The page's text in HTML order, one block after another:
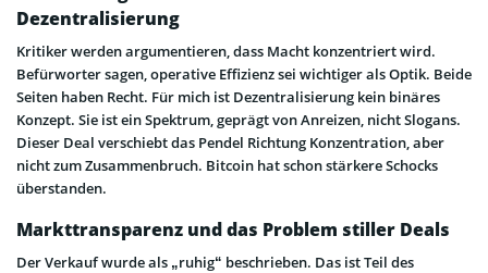
Dezentralisierung
Kritiker werden argumentieren, dass Macht konzentriert wird.
Befürworter sagen, operative Effizienz sei wichtiger als Optik. Beide
Seiten haben Recht. Für mich ist Dezentralisierung kein binäres
Konzept. Sie ist ein Spektrum, geprägt von Anreizen, nicht Slogans.
Dieser Deal verschiebt das Pendel Richtung Konzentration, aber
nicht zum Zusammenbruch. Bitcoin hat schon stärkere Schocks
überstanden.
Markttransparenz und das Problem stiller Deals
Der Verkauf wurde als „ruhig“ beschrieben. Das ist Teil des